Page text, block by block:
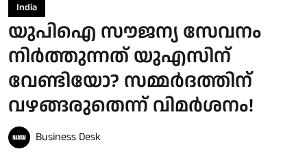
India
യുപിഐ സൗജന്യ സേവനം
നിർത്തുന്നത് യുഎസിന്
വേണ്ടിയോ? സമ്മർദത്തിന്
വഴങ്ങരുതെന്ന് വിമർശനം!
Business Desk